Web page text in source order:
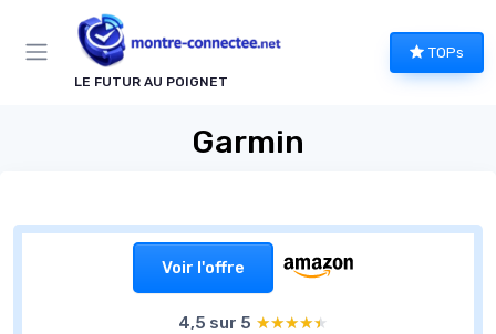
LE FUTUR AU POIGNET
TOPs
Garmin
Voir l'offre
4,5 sur 5 ★★★★★
★★★★★
Panneau de gestion des cookies